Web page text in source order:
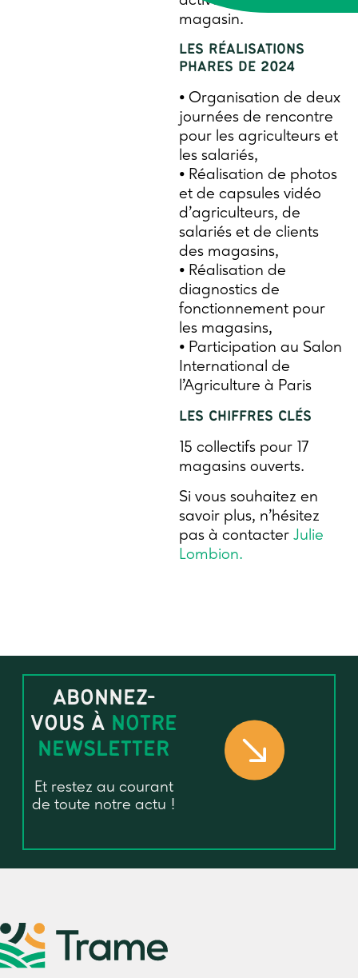
magasin.
LES RÉALISATIONS
PHARES DE 2024
• Organisation de deux
journées de rencontre
pour les agriculteurs et
les salariés,
• Réalisation de photos
et de capsules vidéo
d’agriculteurs, de
salariés et de clients
des magasins,
• Réalisation de
diagnostics de
fonctionnement pour
les magasins,
• Participation au Salon
International de
l’Agriculture à Paris
LES CHIFFRES CLÉS
15 collectifs pour 17
magasins ouverts.
Si vous souhaitez en
savoir plus, n’hésitez
pas à contacter Julie
Lombion.
ABONNEZ-
VOUS À NOTRE
NEWSLETTER
Et restez au courant
de toute notre actu !